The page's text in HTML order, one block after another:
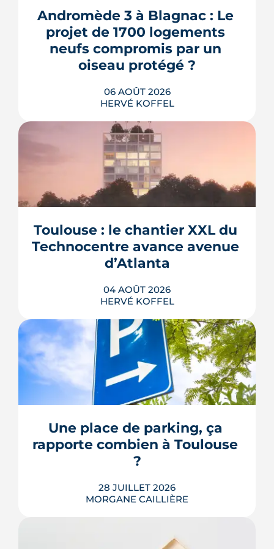
Andromède 3 à Blagnac : Le
projet de 1700 logements
neufs compromis par un
oiseau protégé ?
06 AOÛT 2026
HERVÉ KOFFEL
La troisième et dernière phase de
l'écoquartier Andromède doit livrer
près de 1 700 logements à partir de
protégé, la cisticole des joncs, contraint
fortement le plan d'aménagement et
repousse un calendrier déjà tendu.
LIRE L'ARTICLE
Toulouse : le chantier XXL du
Technocentre avance avenue
d’Atlanta
04 AOÛT 2026
HERVÉ KOFFEL
Avenue d'Atlanta, à la Roseraie, un
chantier de six hectares réorganise les
coulisses techniques de Toulouse
Métropole. Derrière les buttes de terre
déménagement de services, plusieurs
chiffrages officiels et un bras de fer
environnemental.
LIRE L'ARTICLE
Une place de parking, ça
rapporte combien à Toulouse
?
28 JUILLET 2026
MORGANE CAILLIÈRE